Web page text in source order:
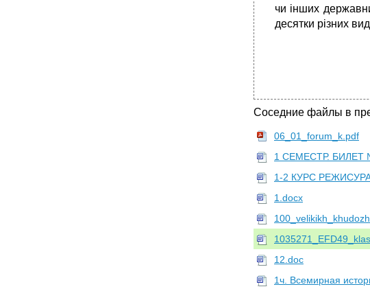
чи інших
десятки різних
Соседние файлы в
06_01_forum_k.pdf
1 СЕМЕСТР. БИЛЕТ
1-2 КУРС
1.docx
12.doc
1ч. Всемирная